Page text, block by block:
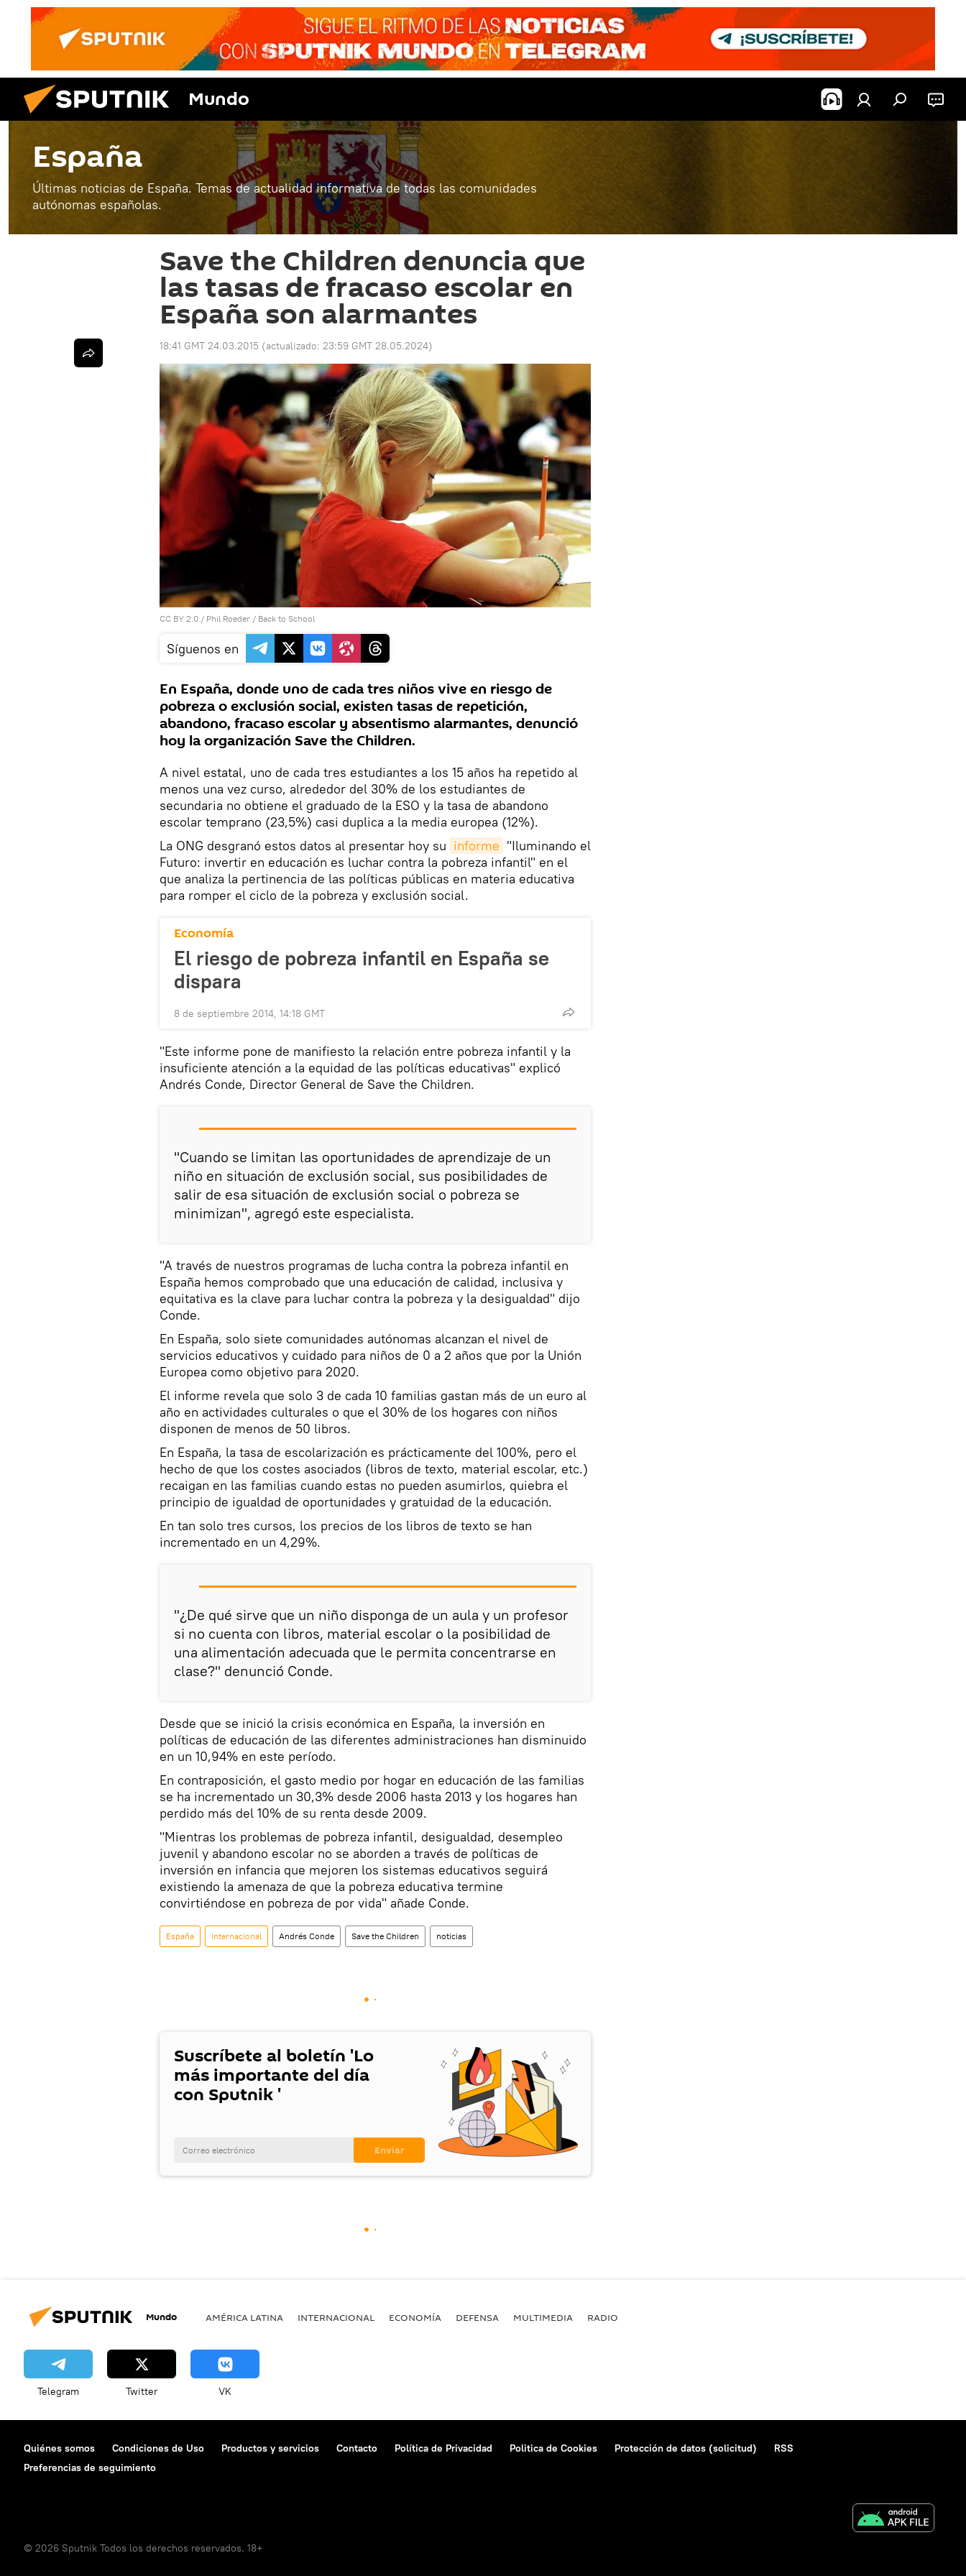
Mundo
España
Últimas noticias de España. Temas de actualidad informativa de todas las comunidades
autónomas españolas.
Save the Children denuncia que
las tasas de fracaso escolar en
España son alarmantes
18:41 GMT 24.03.2015 (actualizado: 23:59 GMT 28.05.2024)
CC BY 2.0 / Phil Roeder / Back to School
Síguenos en
En España, donde uno de cada tres niños vive en riesgo de
pobreza o exclusión social, existen tasas de repetición,
abandono, fracaso escolar y absentismo alarmantes, denunció
hoy la organización Save the Children.
A nivel estatal, uno de cada tres estudiantes a los 15 años ha repetido al
menos una vez curso, alrededor del 30% de los estudiantes de
secundaria no obtiene el graduado de la ESO y la tasa de abandono
escolar temprano (23,5%) casi duplica a la media europea (12%).
La ONG desgranó estos datos al presentar hoy su informe "Iluminando el
Futuro: invertir en educación es luchar contra la pobreza infantil" en el
que analiza la pertinencia de las políticas públicas en materia educativa
para romper el ciclo de la pobreza y exclusión social.
Economía
El riesgo de pobreza infantil en España se
dispara
8 de septiembre 2014, 14:18 GMT
"Este informe pone de manifiesto la relación entre pobreza infantil y la
insuficiente atención a la equidad de las políticas educativas" explicó
Andrés Conde, Director General de Save the Children.
"Cuando se limitan las oportunidades de aprendizaje de un
niño en situación de exclusión social, sus posibilidades de
salir de esa situación de exclusión social o pobreza se
minimizan", agregó este especialista.
"A través de nuestros programas de lucha contra la pobreza infantil en
España hemos comprobado que una educación de calidad, inclusiva y
equitativa es la clave para luchar contra la pobreza y la desigualdad" dijo
Conde.
En España, solo siete comunidades autónomas alcanzan el nivel de
servicios educativos y cuidado para niños de 0 a 2 años que por la Unión
Europea como objetivo para 2020.
El informe revela que solo 3 de cada 10 familias gastan más de un euro al
año en actividades culturales o que el 30% de los hogares con niños
disponen de menos de 50 libros.
En España, la tasa de escolarización es prácticamente del 100%, pero el
hecho de que los costes asociados (libros de texto, material escolar, etc.)
recaigan en las familias cuando estas no pueden asumirlos, quiebra el
principio de igualdad de oportunidades y gratuidad de la educación.
En tan solo tres cursos, los precios de los libros de texto se han
incrementado en un 4,29%.
"¿De qué sirve que un niño disponga de un aula y un profesor
si no cuenta con libros, material escolar o la posibilidad de
una alimentación adecuada que le permita concentrarse en
clase?" denunció Conde.
Desde que se inició la crisis económica en España, la inversión en
políticas de educación de las diferentes administraciones han disminuido
en un 10,94% en este período.
En contraposición, el gasto medio por hogar en educación de las familias
se ha incrementado un 30,3% desde 2006 hasta 2013 y los hogares han
perdido más del 10% de su renta desde 2009.
"Mientras los problemas de pobreza infantil, desigualdad, desempleo
juvenil y abandono escolar no se aborden a través de políticas de
inversión en infancia que mejoren los sistemas educativos seguirá
existiendo la amenaza de que la pobreza educativa termine
convirtiéndose en pobreza de por vida" añade Conde.
España Internacional Andrés Conde Save the Children noticias
Suscríbete al boletín 'Lo
más importante del día
con Sputnik '
Mundo AMÉRICA LATINA INTERNACIONAL ECONOMÍA DEFENSA MULTIMEDIA RADIO
Telegram Twitter VK
Quiénes somos Condiciones de Uso Productos y servicios Contacto Política de Privacidad Politica de Cookies Protección de datos (solicitud)
RSS
Preferencias de seguimiento
© 2026 Sputnik Todos los derechos reservados. 18+